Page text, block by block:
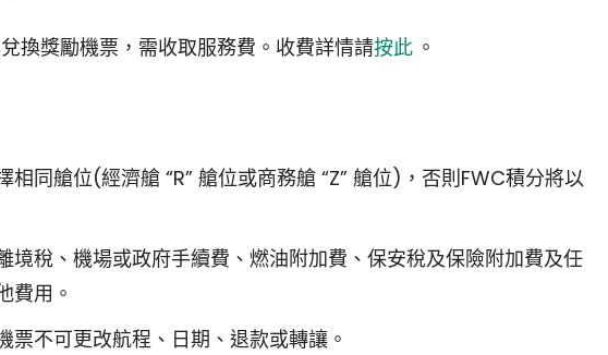
換獎勵機票，需收取服務費。收費詳情請按此 。
相同艙位(經濟艙 “R” 艙位或商務艙 “Z” 艙位)，否則FWC積分將以
境稅、機場或政府手續費、燃油附加費、保安稅及保險附加費及任
費用。
票不可更改航程、日期、退款或轉讓。